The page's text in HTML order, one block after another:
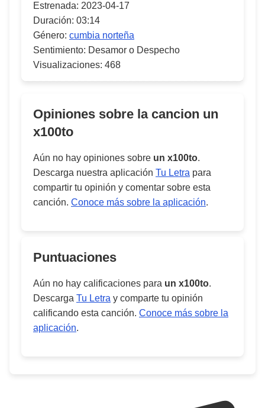
Estrenada: 2023-04-17
Duración: 03:14
Género: cumbia norteña
Sentimiento: Desamor o Despecho
Visualizaciones: 468
Opiniones sobre la cancion un
x100to
Aún no hay opiniones sobre un x100to.
Descarga nuestra aplicación Tu Letra para
compartir tu opinión y comentar sobre esta
canción. Conoce más sobre la aplicación.
Puntuaciones
Aún no hay calificaciones para un x100to.
Descarga Tu Letra y comparte tu opinión
calificando esta canción. Conoce más sobre la
aplicación.